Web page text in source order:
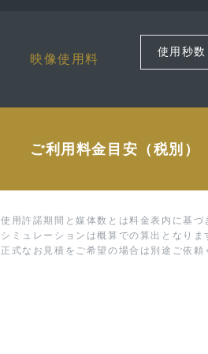
映像使用料
ご利用料金目安（税別）
使用許諾期間と媒体数とは料金表内に基づ
シミュレーションは概算での算出となりま
正式なお見積をご希望の場合は別途ご依頼